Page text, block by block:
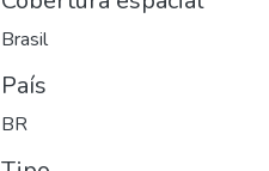
Brasil
País
BR